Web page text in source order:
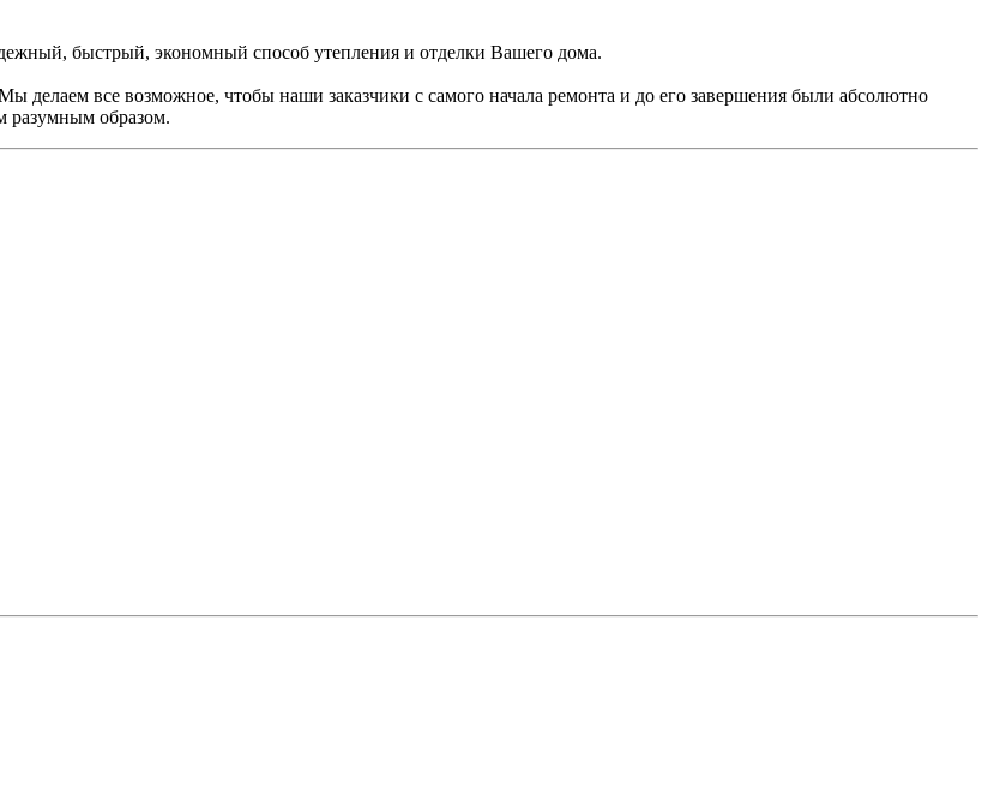
быстрый, экономный способ утепления и отделки Вашего дома.
делаем все возможное, чтобы наши заказчики с самого начала ремонта и до его завершения были абсолютно
разумным образом.